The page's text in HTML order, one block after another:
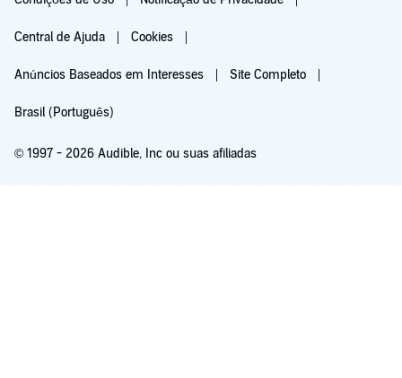
Central de Ajuda Cookies
Anúncios Baseados em Interesses Site Completo
Brasil (Português)
© 1997 - 2026 Audible, Inc ou suas afiliadas